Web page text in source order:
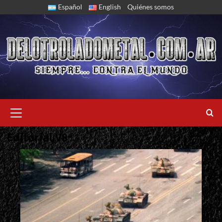
Español English Quiénes somos
Menu
Editorial V8